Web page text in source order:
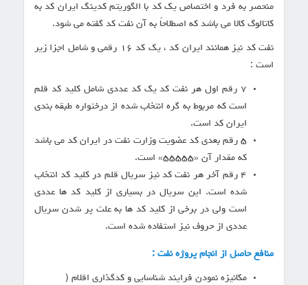
منحصر به فرد و اختصاص یک کد با الگوریتم کدینگ ایران کد به
کاتالوگ کالا می باشد که اصطلاحاً به آن نفت کد گفته می شود.
نفت کد نیز همانند ایران کد ، یک کد ۱۶ رقمی و شامل اجزا زیر
است :
۷ رقم اول هر نفت کد یک کد عددی شامل کلید کد قلم
است که مربوط به گره انتخاب شده از درختواره طبقه بندی
ایران کد است.
۵ رقم بعدی کد عضویت وزارت نفت در ایران کد می باشد
که مقدار آن «۵۵۵۵۵» است.
۴ رقم آخر هر نفت کد نیز سریال قلم در کلید کد انتخاب
شده است. این سریال در بسیاری از کلید کد ها عددی
است ولی در برخی از کلید کد ها به علت پر شدن سریال
عددی از حروف نیز استفاده شده است.
منافع حاصل از انجام پروژه نفت :
مکانیزه نمودن فرایند شناسایی و کدگذاری اقلام (